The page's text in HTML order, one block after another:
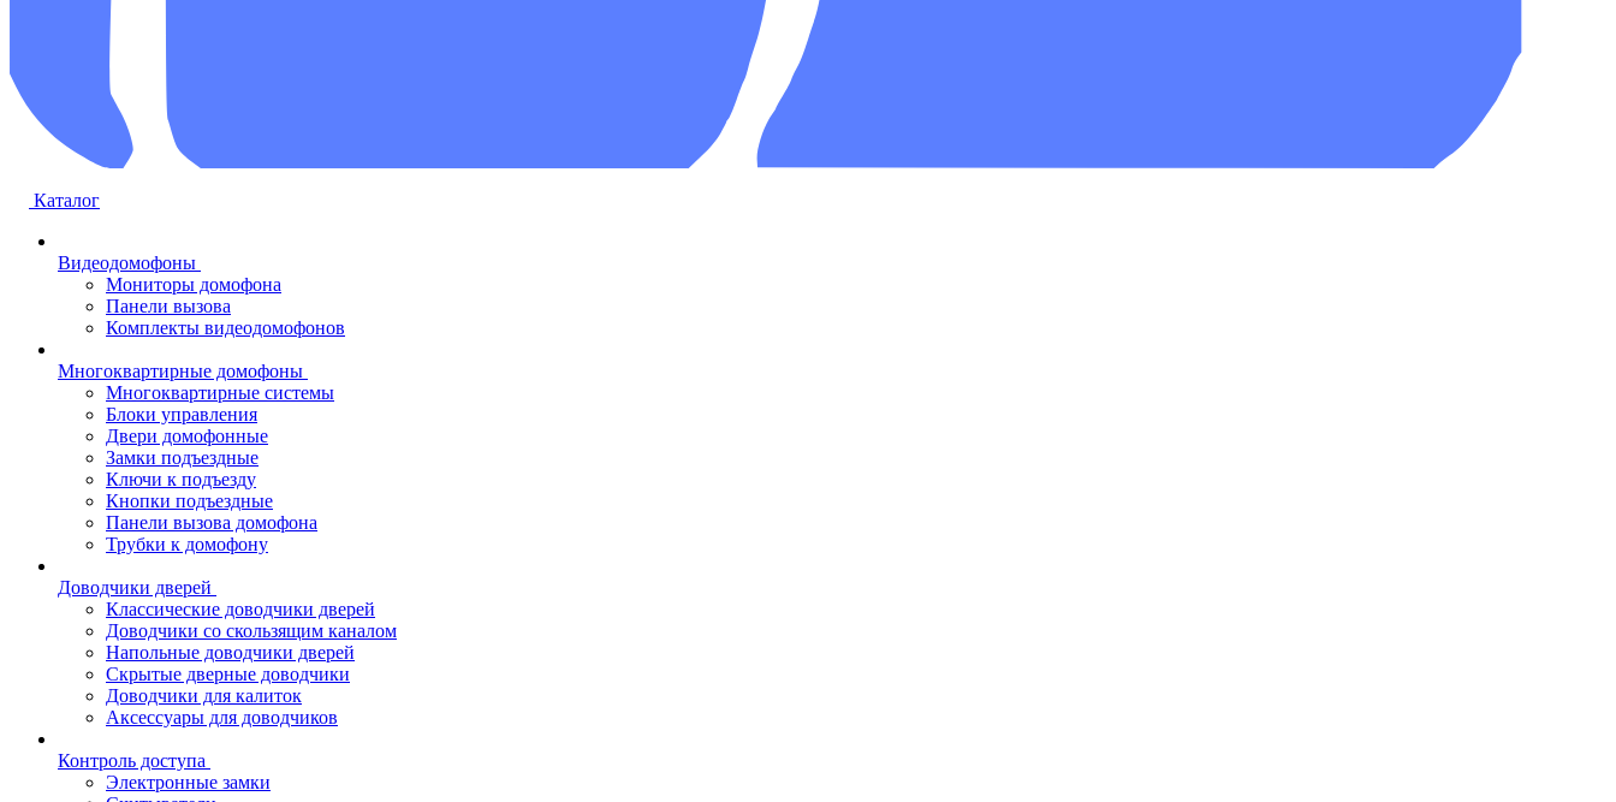
Каталог
Видеодомофоны
Мониторы домофона
Панели вызова
Комплекты видеодомофонов
Многоквартирные домофоны
Многоквартирные системы
Блоки управления
Двери домофонные
Замки подъездные
Ключи к подъезду
Кнопки подъездные
Панели вызова домофона
Трубки к домофону
Доводчики дверей
Классические доводчики дверей
Доводчики со скользящим каналом
Напольные доводчики дверей
Скрытые дверные доводчики
Доводчики для калиток
Аксессуары для доводчиков
Контроль доступа
Электронные замки